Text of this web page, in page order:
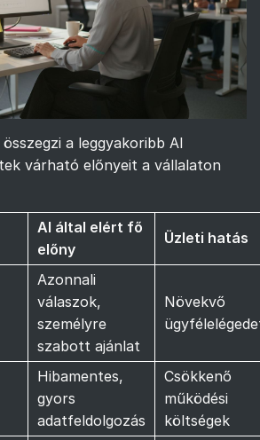
a leggyakoribb AI
várható előnyeit a vállalaton
AI által elért fő
előny
Üzleti hatás
Azonnali
válaszok,
személyre
szabott ajánlat
Növekvő
Hibamentes,
gyors
adatfeldolgozás
Csökkenő
működési
költségek